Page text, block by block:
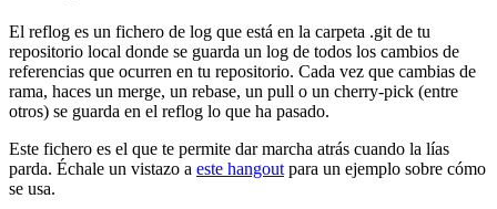
El reflog es un fichero de log que está en la carpeta .git de tu
repositorio local donde se guarda un log de todos los cambios de
referencias que ocurren en tu repositorio. Cada vez que cambias de
rama, haces un merge, un rebase, un pull o un cherry-pick (entre
otros) se guarda en el reflog lo que ha pasado.
Este fichero es el que te permite dar marcha atrás cuando la lías
parda. Échale un vistazo a este hangout para un ejemplo sobre cómo
se usa.